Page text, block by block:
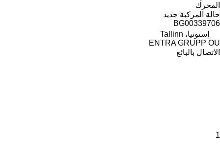
المحرك
حالة المركبة جديد
BG00339706
إستونيا، Tallinn
ENTRA GRUPP OU
الاتصال بالبائع
1